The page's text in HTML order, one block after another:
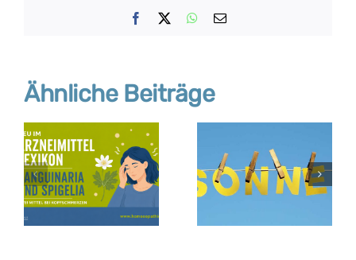
Facebook WhatsApp
E-
Ähnliche Beiträge